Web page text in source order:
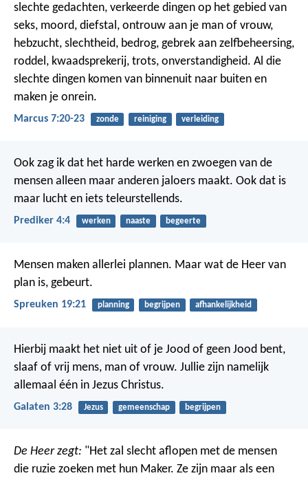
slechte gedachten, verkeerde dingen op het gebied van
seks, moord, diefstal, ontrouw aan je man of vrouw,
hebzucht, slechtheid, bedrog, gebrek aan zelfbeheersing,
roddel, kwaadsprekerij, trots, onverstandigheid. Al die
slechte dingen komen van binnenuit naar buiten en
maken je onrein.
Marcus 7:20-23 zonde reiniging verleiding
Ook zag ik dat het harde werken en zwoegen van de
mensen alleen maar anderen jaloers maakt. Ook dat is
maar lucht en iets teleurstellends.
Prediker 4:4 werken naaste begeerte
Mensen maken allerlei plannen. Maar wat de Heer van
plan is, gebeurt.
Spreuken 19:21 planning begrijpen afhankelijkheid
Hierbij maakt het niet uit of je Jood of geen Jood bent,
slaaf of vrij mens, man of vrouw. Jullie zijn namelijk
allemaal één in Jezus Christus.
Galaten 3:28 Jezus gemeenschap begrijpen
De Heer zegt: "Het zal slecht aflopen met de mensen
die ruzie zoeken met hun Maker. Ze zijn maar als een